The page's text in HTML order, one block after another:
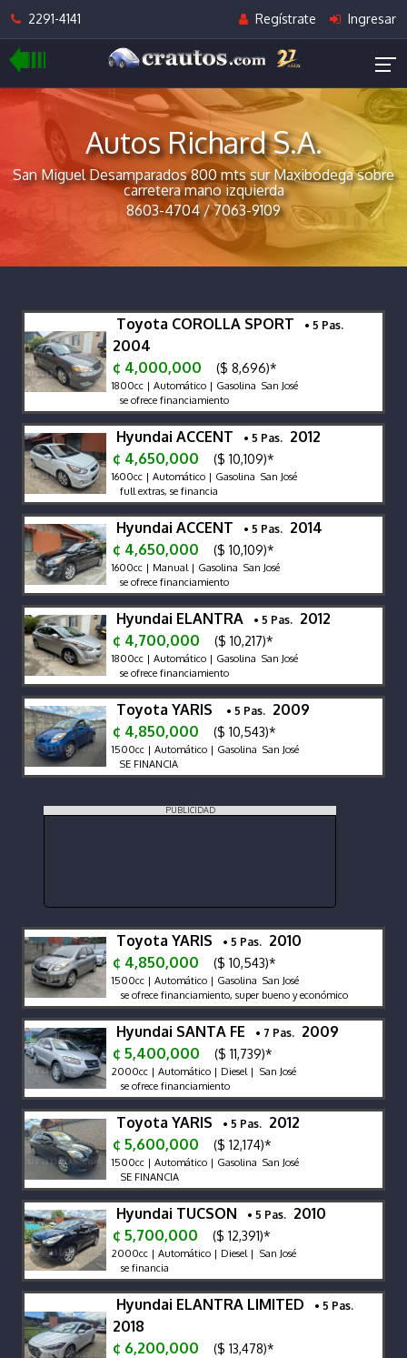
2291-4141 Regístrate Ingresar
Autos Richard S.A.
San Miguel Desamparados 800 mts sur Maxibodega sobre
carretera mano izquierda
8603-4704 / 7063-9109
Toyota COROLLA SPORT • 5 Pas.
2004
¢ 4,000,000
($ 8,696)*
1800cc | Automático | Gasolina San José
se ofrece financiamiento
Hyundai ACCENT • 5 Pas. 2012
¢ 4,650,000
($ 10,109)*
1600cc | Automático | Gasolina San José
full extras, se financia
Hyundai ACCENT • 5 Pas. 2014
¢ 4,650,000
($ 10,109)*
1600cc | Manual | Gasolina San José
se ofrece financiamiento
Hyundai ELANTRA • 5 Pas. 2012
¢ 4,700,000
($ 10,217)*
1800cc | Automático | Gasolina San José
se ofrece financiamiento
Toyota YARIS • 5 Pas. 2009
¢ 4,850,000
($ 10,543)*
1500cc | Automático | Gasolina San José
SE FINANCIA
PUBLICIDAD
Toyota YARIS • 5 Pas. 2010
¢ 4,850,000
($ 10,543)*
1500cc | Automático | Gasolina San José
se ofrece financiamiento, super bueno y económico
Hyundai SANTA FE • 7 Pas. 2009
¢ 5,400,000
($ 11,739)*
2000cc | Automático | Diesel | San José
se ofrece financiamiento
Toyota YARIS • 5 Pas. 2012
¢ 5,600,000
($ 12,174)*
1500cc | Automático | Gasolina San José
SE FINANCIA
Hyundai TUCSON • 5 Pas. 2010
¢ 5,700,000
($ 12,391)*
2000cc | Automático | Diesel | San José
se financia
Hyundai ELANTRA LIMITED • 5 Pas.
2018
¢ 6,200,000
($ 13,478)*